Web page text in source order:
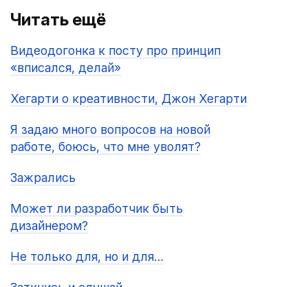
Читать ещё
Видеодогонка к посту про принцип
«вписался, делай»
Хегарти о креативности, Джон Хегарти
Я задаю много вопросов на новой
работе, боюсь, что мне уволят?
Зажрались
Может ли разработчик быть
дизайнером?
Не только для, но и для…